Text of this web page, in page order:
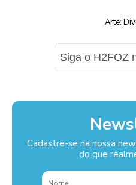
Arte:
Siga o H2FOZ
Cadastre-se na nossa
do que